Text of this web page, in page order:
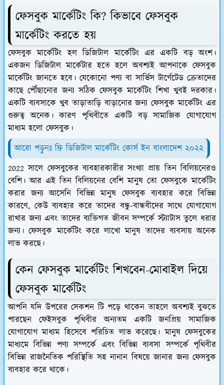
ফেসবুক মার্কেটিং কি? কিভাবে ফেসবুক
মার্কেটিং করতে হয়
ফেসবুক মার্কেটিং হল ডিজিটাল মার্কেটিং এর একটি বড় অংশ।
একজন ডিজিটাল মার্কেটার হতে হলে অবশ্যই আপনাকে ফেসবুক
মার্কেটিং জানতে হবে। যেকোনো পণ্য বা সার্ভিস টার্গেটেড ক্রেতাদের
কাছে পৌঁছানোর জন্য সঠিক ফেসবুক মার্কেটিং শিখা খুবই দরকার।
একটি ব্যবসাকে খুব তাড়াতাড়ি বাড়ানোর জন্য ফেসবুক মার্কেটিং এর
গুরুত্ব অনেক। কারণ পৃথিবীতে একটি বড় সামাজিক যোগাযোগ
মাধ্যম হলো ফেসবুক।
আরো পড়ুনঃ ফ্রি ডিজিটাল মার্কেটিং কোর্স ইন বাংলাদেশ ২০২২
2022 সালে ফেসবুকের ব্যবহারকারীর সংখ্যা প্রায় তিন বিলিয়নেরও
বেশি। আর এই তিন বিলিয়নের বেশি মানুষ তো ফেসবুকে মার্কেটিং
করার জন্য আসেনি বিভিন্ন মানুষ ফেসবুক ব্যবহার করে বিভিন্ন
কারণে, কেউ ব্যবহার করে তাদের বন্ধু-বান্ধবীদের সাথে যোগাযোগ
রাখার জন্য এবং তাদের ব্যক্তিগত জীবন সম্পর্কে স্ট্যাটাস তুলে ধরার
জন্য। ফেসবুক মার্কেটিং করে লাখো মানুষ তাদের ব্যবসায় অনেক
লাভ করছে।
কেন ফেসবুক মার্কেটিং শিখবেন-মোবাইল দিয়ে
ফেসবুক মার্কেটিং
আপনি যদি উপরের সেকশন টি পড়ে থাকেন তাহলে অবশ্যই বুঝতে
পারছেন ফেইসবুক পৃথিবীর অন্যতম একটি জনপ্রিয় সামাজিক
যোগাযোগ মাধ্যম হিসেবে পরিচিত লাভ করেছে। মানুষ ফেসবুকের
মাধ্যমে বিভিন্ন পণ্য সম্পর্কে এবং বিভিন্ন ব্যবসা সম্পর্কে পৃথিবীর
বিভিন্ন রাজনৈতিক পরিস্থিতি সহ নানান বিষয়ে জানার জন্য ফেসবুক
ব্যবহার করে থাকে।